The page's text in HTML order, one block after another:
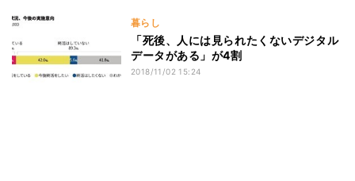
暮らし
「死後、人には見られたくないデジタル
データがある」が4割
2018/11/02 15:24